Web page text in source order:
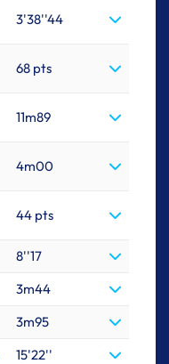
3'38''44
68 pts
11m89
4m00
44 pts
8''17
3m44
3m95
15'22''